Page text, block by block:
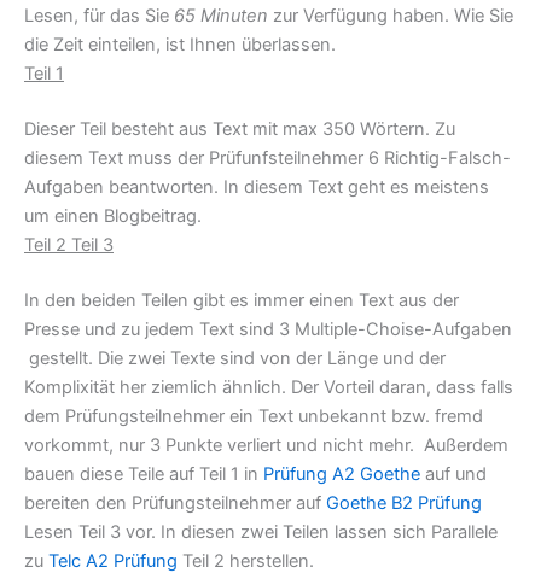
Lesen, für das Sie 65 Minuten zur Verfügung haben. Wie Sie
die Zeit einteilen, ist Ihnen überlassen.
Teil 1
Dieser Teil besteht aus Text mit max 350 Wörtern. Zu
diesem Text muss der Prüfunfsteilnehmer 6 Richtig-Falsch-
Aufgaben beantworten. In diesem Text geht es meistens
um einen Blogbeitrag.
Teil 2 Teil 3
In den beiden Teilen gibt es immer einen Text aus der
Presse und zu jedem Text sind 3 Multiple-Choise-Aufgaben
gestellt. Die zwei Texte sind von der Länge und der
Komplixität her ziemlich ähnlich. Der Vorteil daran, dass falls
dem Prüfungsteilnehmer ein Text unbekannt bzw. fremd
vorkommt, nur 3 Punkte verliert und nicht mehr. Außerdem
bauen diese Teile auf Teil 1 in Prüfung A2 Goethe auf und
bereiten den Prüfungsteilnehmer auf Goethe B2 Prüfung
Lesen Teil 3 vor. In diesen zwei Teilen lassen sich Parallele
zu Telc A2 Prüfung Teil 2 herstellen.